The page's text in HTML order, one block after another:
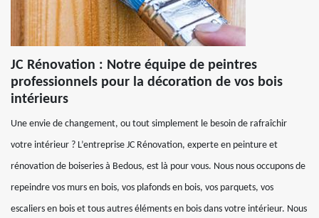
JC Rénovation : Notre équipe de peintres
professionnels pour la décoration de vos bois
intérieurs
Une envie de changement, ou tout simplement le besoin de rafraîchir
votre intérieur ? L’entreprise JC Rénovation, experte en peinture et
rénovation de boiseries à Bedous, est là pour vous. Nous nous occupons de
repeindre vos murs en bois, vos plafonds en bois, vos parquets, vos
escaliers en bois et tous autres éléments en bois dans votre intérieur. Nous